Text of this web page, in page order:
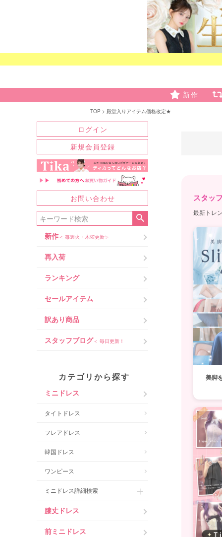
新作
TOP 殿堂入りアイテム価格改定★
ログイン
新規会員登録
お問い合わせ
新作＜ 毎週火・木曜更新✨
再入荷
ランキング
セールアイテム
訳あり商品
スタッフブログ＜ 毎日更新！
カテゴリから探す
ミニドレス
タイトドレス
フレアドレス
韓国ドレス
ワンピース
ミニドレス詳細検索
膝丈ドレス
前ミニドレス
スタッ
最新トレ
美脚